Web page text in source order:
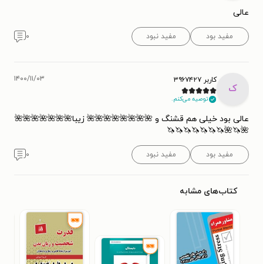
عالی
مفید بود مفید نبود ۰
ک
کاربر ۳۹۶۷۴۲۷
توصیه می‌کنم.
۱۴۰۰/۱۱/۰۳
عالی بود خیلی هم قشنگ و 🌺🌺🌺🌺🌺🌺🌺🌺 زیبا🌺🌺🌺🌺🌺🌺🌺
🌺🦄🌺🦄🦄🦄🦄🦄🦄🦄
مفید بود مفید نبود ۰
کتاب‌های مشابه